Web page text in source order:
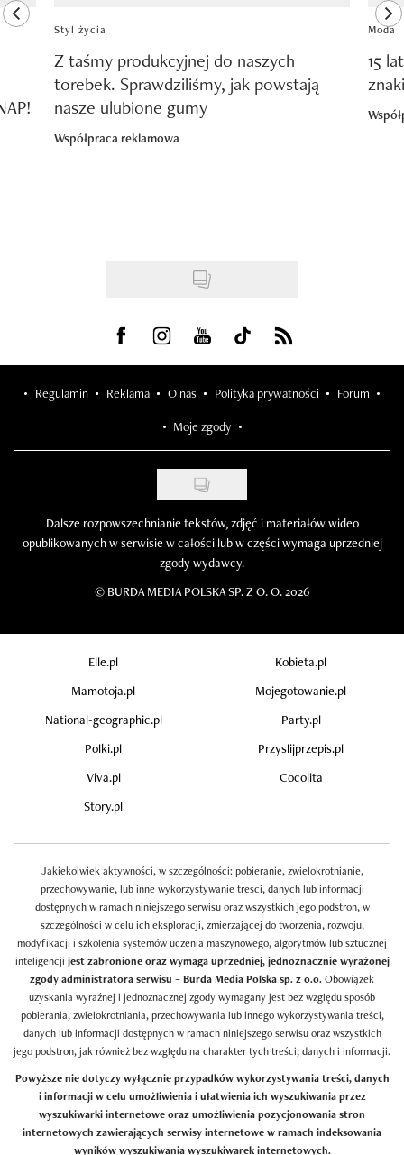
previous element
Styl życia
Z taśmy produkcyjnej do naszych
torebek. Sprawdziliśmy, jak powstają
nasze ulubione gumy
Współpraca reklamowa
Moda
15
Visit us on Facebook
Visit us on Instagram
Visit us on Youtube
Visit us on Tiktok
Visit us on Rss
Regulamin Reklama O nas Polityka prywatności Forum
Moje zgody
Dalsze rozpowszechnianie tekstów, zdjęć i materiałów wideo
opublikowanych w serwisie w całości lub w części wymaga uprzedniej
zgody wydawcy.
© BURDA MEDIA POLSKA SP. Z O. O. 2026
Elle.pl
Kobieta.pl
Mamotoja.pl
Mojegotowanie.pl
National-geographic.pl
Party.pl
Polki.pl
Przyslijprzepis.pl
Viva.pl
Cocolita
Story.pl
Jakiekolwiek aktywności, w szczególności: pobieranie, zwielokrotnianie,
przechowywanie, lub inne wykorzystywanie treści, danych lub informacji
dostępnych w ramach niniejszego serwisu oraz wszystkich jego podstron, w
szczególności w celu ich eksploracji, zmierzającej do tworzenia, rozwoju,
modyfikacji i szkolenia systemów uczenia maszynowego, algorytmów lub sztucznej
inteligencji jest zabronione oraz wymaga uprzedniej, jednoznacznie wyrażonej
zgody administratora serwisu – Burda Media Polska sp. z o.o.Obowiązek
uzyskania wyraźnej i jednoznacznej zgody wymagany jest bez względu sposób
pobierania, zwielokrotniania, przechowywania lub innego wykorzystywania treści,
danych lub informacji dostępnych w ramach niniejszego serwisu oraz wszystkich
jego podstron, jak również bez względu na charakter tych treści, danych i informacji.
Powyższe nie dotyczy wyłącznie przypadków wykorzystywania treści, danych
i informacji w celu umożliwienia i ułatwienia ich wyszukiwania przez
wyszukiwarki internetowe oraz umożliwienia pozycjonowania stron
internetowych zawierających serwisy internetowe w ramach indeksowania
wyników wyszukiwania wyszukiwarek internetowych.